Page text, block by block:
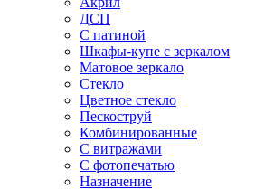
ДСП
С патиной
Шкафы-купе с зеркалом
Матовое зеркало
Стекло
Цветное стекло
Пескоструй
Комбинированные
С витражами
С фотопечатью
Назначение